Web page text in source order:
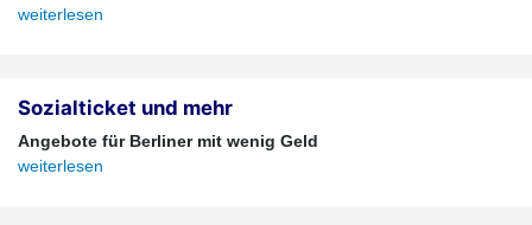
weiterlesen
Sozialticket und mehr
Angebote für Berliner mit wenig Geld
weiterlesen